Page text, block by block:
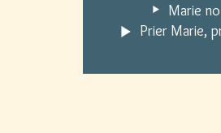
Marie
Prier Marie,